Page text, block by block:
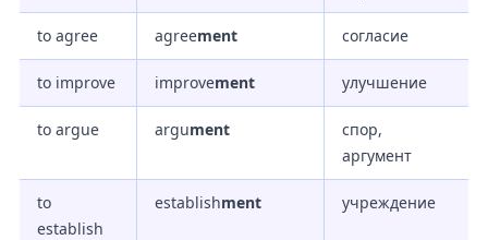
to agree agreement согласие
to improve improvement улучшение
to argue argument
спор,
аргумент
to
establish
establishment учреждение